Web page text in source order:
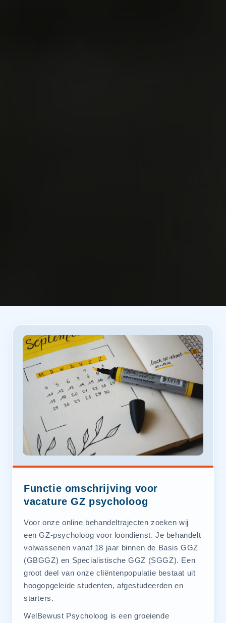
Functie omschrijving voor
vacature GZ psycholoog
Voor onze online behandeltrajecten zoeken wij
een GZ-psycholoog voor loondienst. Je behandelt
volwassenen vanaf 18 jaar binnen de Basis GGZ
(GBGGZ) en Specialistische GGZ (SGGZ). Een
groot deel van onze cliëntenpopulatie bestaat uit
hoogopgeleide studenten, afgestudeerden en
starters.
WelBewust Psycholoog is een groeiende